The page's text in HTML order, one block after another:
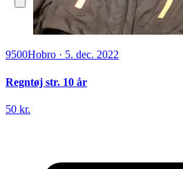
9500Hobro · 5. dec. 2022
Regntøj str. 10 år
50 kr.